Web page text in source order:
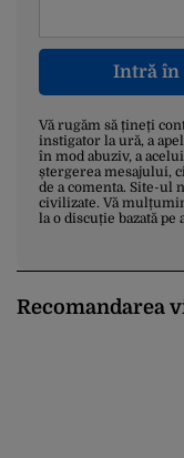
Intră în
Vă rugăm să țineți
instigator la ură, a
în mod abuziv, a
ștergerea mesajului,
de a comenta. Site-ul
civilizate. Vă
la o discuție bazată
Recomandarea